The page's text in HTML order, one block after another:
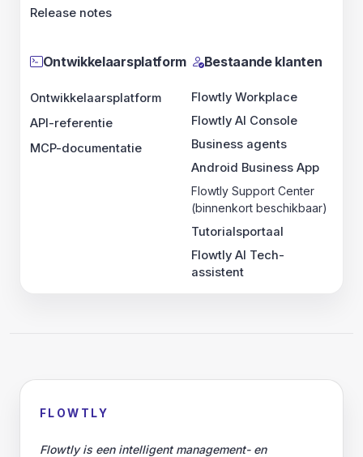
Release notes
Ontwikkelaarsplatform
Ontwikkelaarsplatform
API-referentie
MCP-documentatie
Bestaande klanten
Flowtly Workplace
Flowtly AI Console
Business agents
Android Business App
Flowtly Support Center
(binnenkort beschikbaar)
Tutorialsportaal
Flowtly AI Tech-
assistent
FLOWTLY
Flowtly is een intelligent management- en